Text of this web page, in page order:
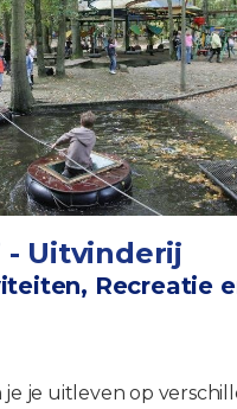
- Uitvinderij
Recreatie
je je uitleven op